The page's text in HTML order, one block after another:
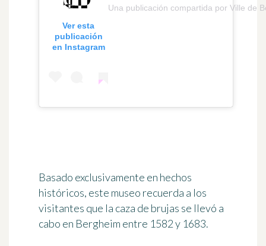
Ver esta
publicación
en Instagram
Una publicación compartida por Ville de
Basado exclusivamente en hechos
históricos, este museo recuerda a los
visitantes que la caza de brujas se llevó a
cabo en Bergheim entre 1582 y 1683.